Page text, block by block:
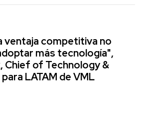
ventaja competitiva no
más tecnología",
Chief of Technology &
LATAM de VML